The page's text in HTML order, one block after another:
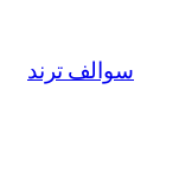
المحتوى
سوالف ترند